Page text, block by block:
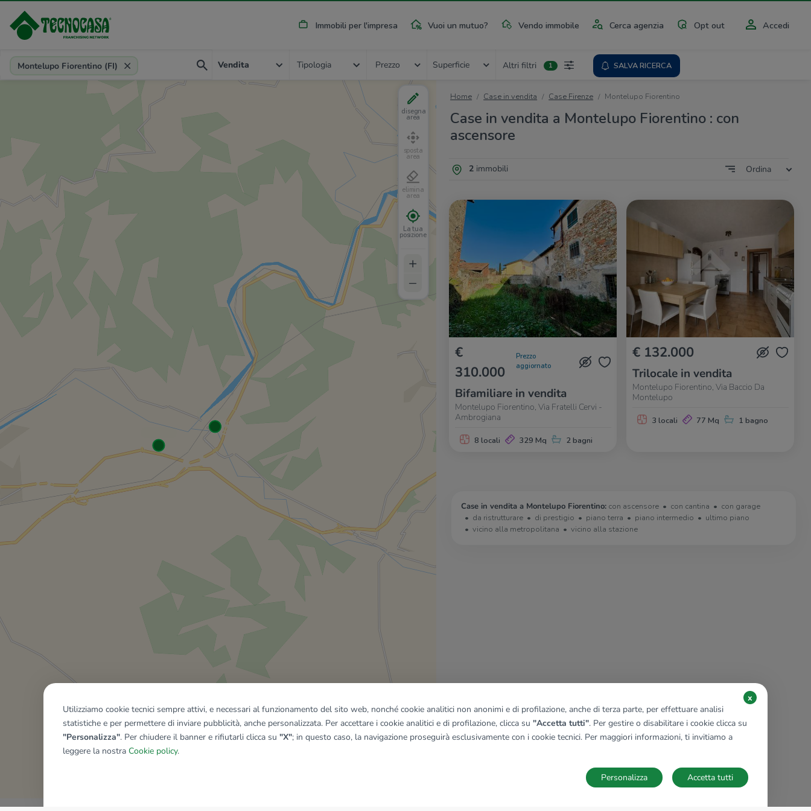
Immobili per l'impresa Vuoi un mutuo? Vendo immobile Cerca agenzia Opt out Accedi
Provincia, comune, zona, riferimento
Montelupo Fiorentino (FI) Vendita Tipologia Prezzo Superficie Altri filtri 1 SALVA RICERCA
Home Case in vendita Case Firenze Montelupo Fiorentino
Case in vendita a Montelupo Fiorentino : con
ascensore
2immobili Ordina
€
310.000
Prezzo
aggiornato
Bifamiliare in vendita
Montelupo Fiorentino, Via Fratelli Cervi -
Ambrogiana
8 locali 329 Mq 2 bagni
€ 132.000
Trilocale in vendita
Montelupo Fiorentino, Via Baccio Da
Montelupo
3 locali 77 Mq 1 bagno
Case in vendita a Montelupo Fiorentino: con ascensore con cantina
con garage
da ristrutturare
di prestigio piano terra piano intermedio
ultimo piano
vicino alla metropolitana
vicino alla stazione
disegna
area
sposta
area
elimina
area
La tua
posizione
+
–
Mostra tutti gli immobili del riquadro
Utilizziamo cookie tecnici sempre attivi, e necessari al funzionamento del sito web, nonché cookie analitici non anonimi e di profilazione, anche di terza parte, per effettuare analisi
statistiche e per permettere di inviare pubblicità, anche personalizzata. Per accettare i cookie analitici e di profilazione, clicca su "Accetta tutti". Per gestire o disabilitare i cookie clicca su
"Personalizza". Per chiudere il banner e rifiutarli clicca su "X"; in questo caso, la navigazione proseguirà esclusivamente con i cookie tecnici. Per maggiori informazioni, ti invitiamo a
leggere la nostra Cookie policy.
x
Accetta tutti
Personalizza